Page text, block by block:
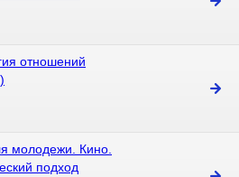
отношений
молодежи. Кино.
подход